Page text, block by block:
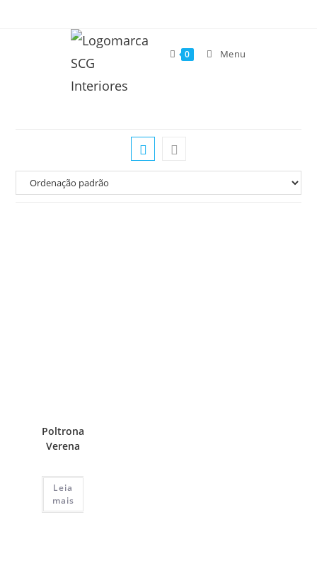
0 Menu
Poltrona
Verena
Leia
mais